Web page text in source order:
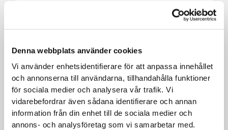
Denna webbplats använder cookies
Vi använder enhetsidentifierare för att anpassa innehållet
och annonserna till användarna, tillhandahålla funktioner
för sociala medier och analysera vår trafik. Vi
vidarebefordrar även sådana identifierare och annan
information från din enhet till de sociala medier och
annons- och analysföretag som vi samarbetar med.
Samaritan
Samaritan, Pad-Pak barn
Kan restnoteras